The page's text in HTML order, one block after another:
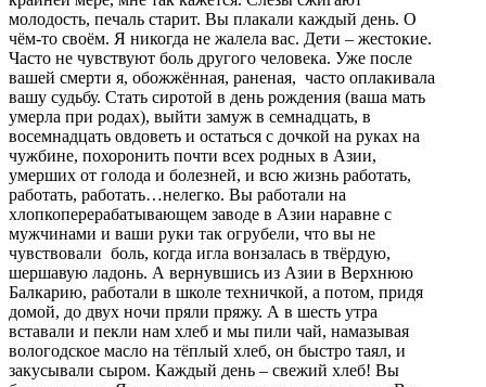
молодость, печаль старит. Вы плакали каждый день. О
чём-то своём. Я никогда не жалела вас. Дети – жестокие.
Часто не чувствуют боль другого человека. Уже после
вашей смерти я, обожжённая, раненая, часто оплакивала
вашу судьбу. Стать сиротой в день рождения (ваша мать
умерла при родах), выйти замуж в семнадцать, в
восемнадцать овдоветь и остаться с дочкой на руках на
чужбине, похоронить почти всех родных в Азии,
умерших от голода и болезней, и всю жизнь работать,
работать, работать…нелегко. Вы работали на
хлопкоперерабатывающем заводе в Азии наравне с
мужчинами и ваши руки так огрубели, что вы не
чувствовали боль, когда игла вонзалась в твёрдую,
шершавую ладонь. А вернувшись из Азии в Верхнюю
Балкарию, работали в школе техничкой, а потом, придя
домой, до двух ночи пряли пряжу. А в шесть утра
вставали и пекли нам хлеб и мы пили чай, намазывая
вологодское масло на тёплый хлеб, он быстро таял, и
закусывали сыром. Каждый день – свежий хлеб! Вы